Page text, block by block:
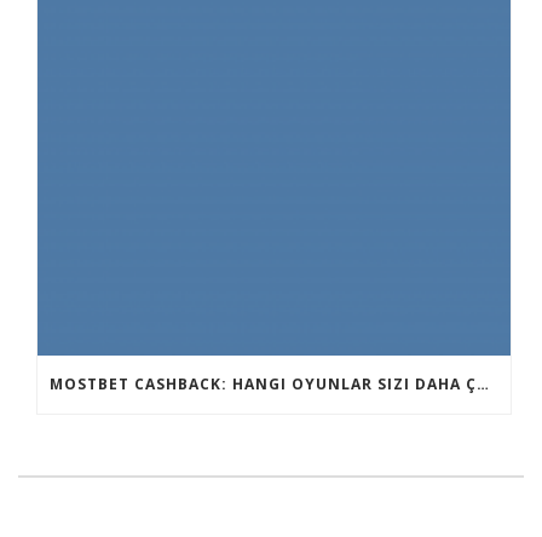
MOSTBET CASHBACK: HANGI OYUNLAR SIZI DAHA ÇOX QAZANA BILƏR?